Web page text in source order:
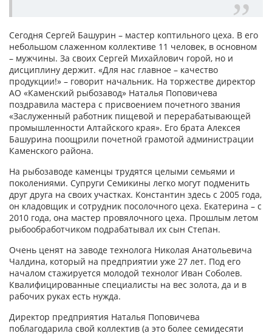
Сегодня Сергей Башурин – мастер коптильного цеха. В его
небольшом слаженном коллективе 11 человек, в основном
– мужчины. За своих Сергей Михайлович горой, но и
дисциплину держит. «Для нас главное – качество
продукции!» – говорит начальник. На торжестве директор
АО «Каменский рыбозавод» Наталья Поповичева
поздравила мастера с присвоением почетного звания
«Заслуженный работник пищевой и перерабатывающей
промышленности Алтайского края». Его брата Алексея
Башурина поощрили почетной грамотой администрации
Каменского района.
На рыбозаводе каменцы трудятся целыми семьями и
поколениями. Супруги Семикины легко могут подменить
друг друга на своих участках. Константин здесь с 2005 года,
он кладовщик и сотрудник посолочного цеха. Екатерина – с
2010 года, она мастер провялочного цеха. Прошлым летом
рыбообработчиком подрабатывал их сын Степан.
Очень ценят на заводе технолога Николая Анатольевича
Чалдина, который на предприятии уже 27 лет. Под его
началом стажируется молодой технолог Иван Соболев.
Квалифицированные специалисты на вес золота, да и в
рабочих руках есть нужда.
Директор предприятия Наталья Поповичева
поблагодарила свой коллектив (а это более семидесяти